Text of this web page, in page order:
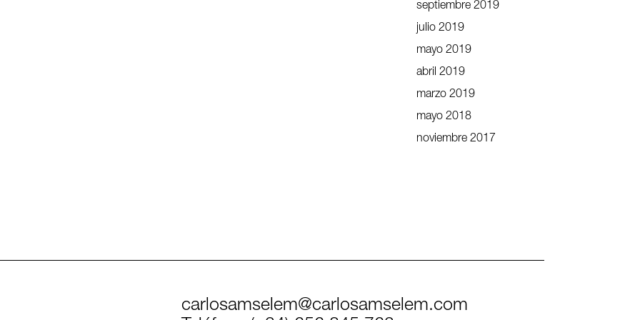
septiembre 2019
julio 2019
mayo 2019
abril 2019
marzo 2019
mayo 2018
noviembre 2017
carlosamselem@carlosamselem.com